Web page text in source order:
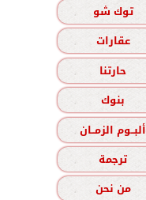
توك شو
عقارات
حارتنا
بنوك
ألبــوم الزمــان
ترجمة
من نحن